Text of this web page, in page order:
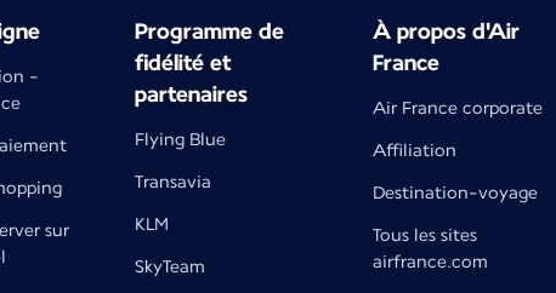
-
sur
Programme de
fidélité et
partenaires
Flying Blue
Transavia
KLM
SkyTeam
À propos d'Air
France
Air France corporate
Affiliation
Destination-voyage
Tous les sites
airfrance.com